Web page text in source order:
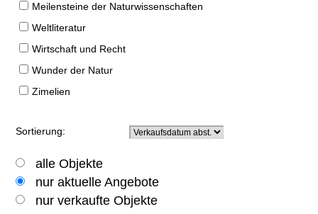
Meilensteine der Naturwissenschaften
Weltliteratur
Wirtschaft und Recht
Wunder der Natur
Zimelien
Sortierung:
alle Objekte
nur aktuelle Angebote
nur verkaufte Objekte